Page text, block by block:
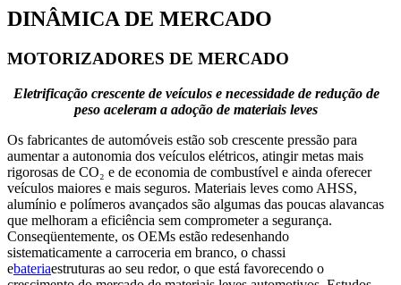
DINÂMICA DE MERCADO
MOTORIZADORES DE MERCADO
Eletrificação crescente de veículos e necessidade de redução de
peso aceleram a adoção de materiais leves
Os fabricantes de automóveis estão sob crescente pressão para
aumentar a autonomia dos veículos elétricos, atingir metas mais
rigorosas de CO₂ e de economia de combustível e ainda oferecer
veículos maiores e mais seguros. Materiais leves como AHSS,
alumínio e polímeros avançados são algumas das poucas alavancas
que melhoram a eficiência sem comprometer a segurança.
Conseqüentemente, os OEMs estão redesenhando
sistematicamente a carroceria em branco, o chassi
ebateriaestruturas ao seu redor, o que está favorecendo o